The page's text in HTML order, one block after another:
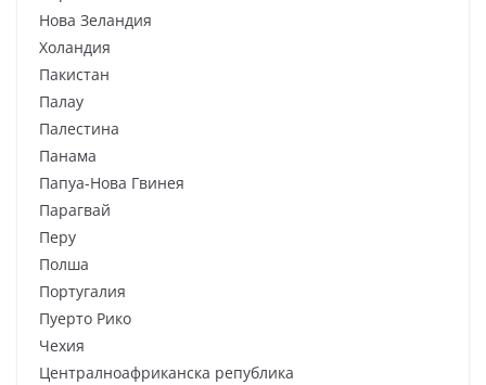
Нова Зеландия
Холандия
Пакистан
Палау
Палестина
Панама
Папуа-Нова Гвинея
Парагвай
Перу
Полша
Португалия
Пуерто Рико
Чехия
Централноафриканска република